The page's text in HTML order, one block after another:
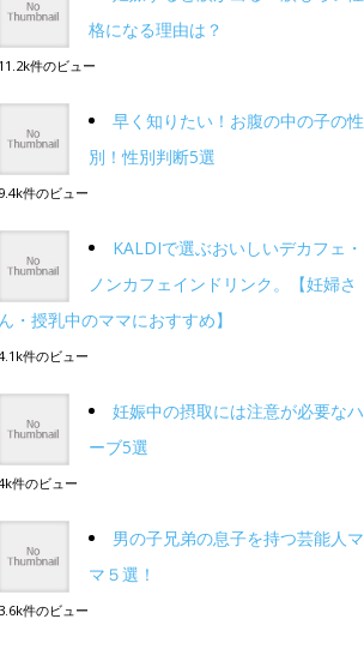
格になる理由は？
11.2k件のビュー
早く知りたい！お腹の中の子の性
別！性別判断5選
9.4k件のビュー
KALDIで選ぶおいしいデカフェ・
ノンカフェインドリンク。【妊婦さ
ん・授乳中のママにおすすめ】
件のビュー
妊娠中の摂取には注意が必要なハ
ーブ5選
件のビュー
男の子兄弟の息子を持つ芸能人マ
マ５選！
3.6k件のビュー